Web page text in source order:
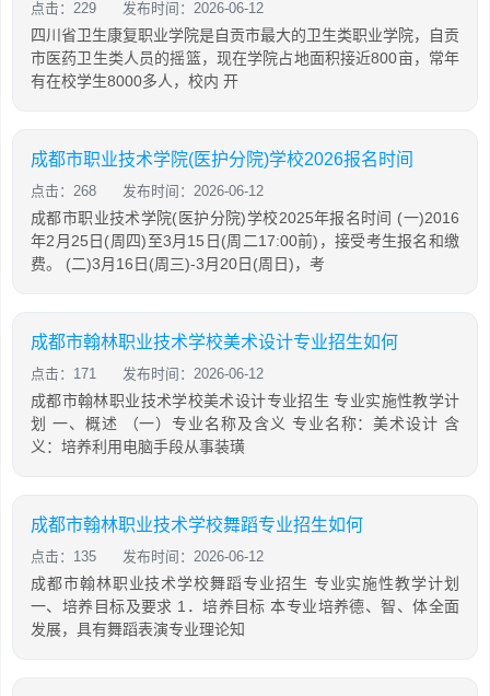
点击：229 发布时间：2026-06-12
四川省卫生康复职业学院是自贡市最大的卫生类职业学院，自贡
市医药卫生类人员的摇篮，现在学院占地面积接近800亩，常年
有在校学生8000多人，校内 开
成都市职业技术学院(医护分院)学校2026报名时间
点击：268 发布时间：2026-06-12
成都市职业技术学院(医护分院)学校2025年报名时间 (一)2016
年2月25日(周四)至3月15日(周二17:00前)，接受考生报名和缴
费。 (二)3月16日(周三)-3月20日(周日)，考
成都市翰林职业技术学校美术设计专业招生如何
点击：171 发布时间：2026-06-12
成都市翰林职业技术学校美术设计专业招生 专业实施性教学计
划 一、概述 （一）专业名称及含义 专业名称：美术设计 含
义：培养利用电脑手段从事装璜
成都市翰林职业技术学校舞蹈专业招生如何
点击：135 发布时间：2026-06-12
成都市翰林职业技术学校舞蹈专业招生 专业实施性教学计划
一、培养目标及要求 1．培养目标 本专业培养德、智、体全面
发展，具有舞蹈表演专业理论知